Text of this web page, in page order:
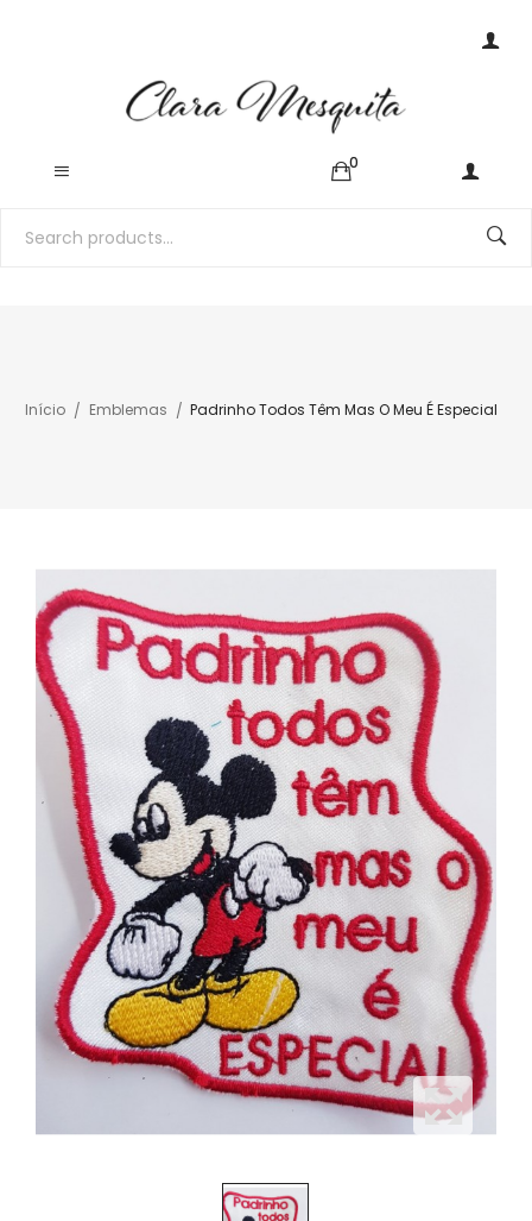
0
Início Emblemas Padrinho Todos Têm Mas O Meu É Especial